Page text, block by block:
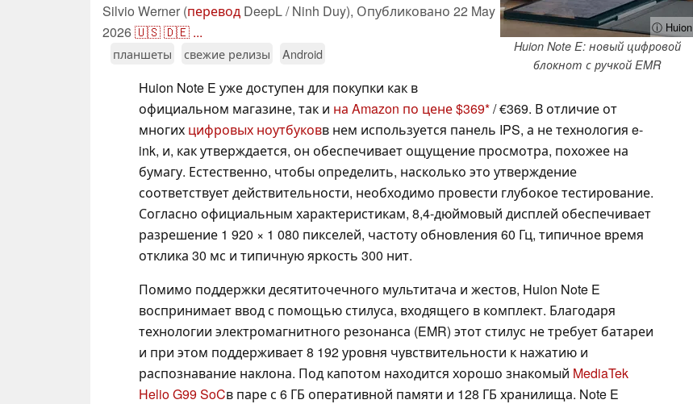
ⓘ Huion
Huion Note E: новый цифровой
блокнот с ручкой EMR
Silvio Werner (перевод DeepL / Ninh Duy), Опубликовано 22 May
2026🇺🇸🇩🇪 ...
планшеты свежие релизы Android
Huion Note E уже доступен для покупки как в
официальном магазине, так и на Amazon по цене $369 / €369. В отличие от
многих цифровых ноутбуковв нем используется панель IPS, а не технология e-
ink, и, как утверждается, он обеспечивает ощущение просмотра, похожее на
бумагу. Естественно, чтобы определить, насколько это утверждение
соответствует действительности, необходимо провести глубокое тестирование.
Согласно официальным характеристикам, 8,4-дюймовый дисплей обеспечивает
разрешение 1 920 × 1 080 пикселей, частоту обновления 60 Гц, типичное время
отклика 30 мс и типичную яркость 300 нит.
Помимо поддержки десятиточечного мультитача и жестов, Huion Note E
воспринимает ввод с помощью стилуса, входящего в комплект. Благодаря
технологии электромагнитного резонанса (EMR) этот стилус не требует батареи
и при этом поддерживает 8 192 уровня чувствительности к нажатию и
распознавание наклона. Под капотом находится хорошо знакомый MediaTek
Helio G99 SoCв паре с 6 ГБ оперативной памяти и 128 ГБ хранилища. Note E